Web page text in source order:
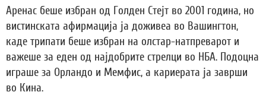
Аренас беше избран од Голден Стејт во 2001 година, но
вистинската афирмација ја доживеа во Вашингтон,
каде трипати беше избран на олстар-натпреварот и
важеше за еден од најдобрите стрелци во НБА. Подоцна
играше за Орландо и Мемфис, а кариерата ја заврши
во Кина.